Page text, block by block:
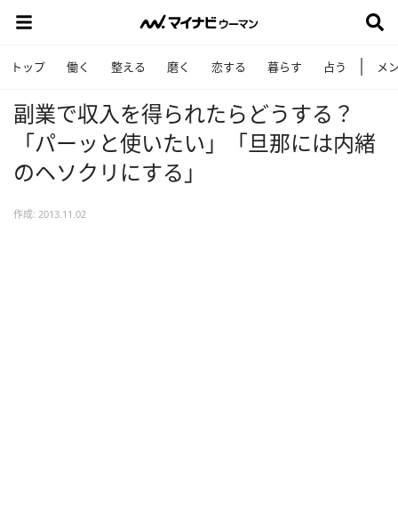
トップ 働く 整える 磨く 恋する 暮らす 占う メ
副業で収入を得られたらどうする？
「パーッと使いたい」「旦那には内緒
のヘソクリにする」
作成: 2013.11.02